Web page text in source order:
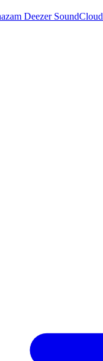
Deezer SoundCloud